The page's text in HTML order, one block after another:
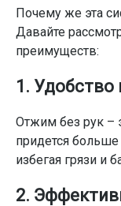
Почему же эта
Давайте
преимуществ:
1.
Отжим без рук –
придется
избегая грязи и
2.